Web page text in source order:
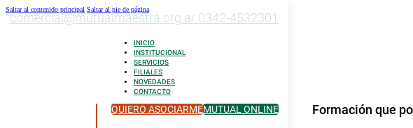
Saltar al contenido principal Saltar al pie de página
comercial@mutualmaestra.org.ar0342-4532301
INICIO
INSTITUCIONAL
SERVICIOS
FILIALES
NOVEDADES
CONTACTO
QUIERO ASOCIARMEMUTUAL ONLINE Formación que